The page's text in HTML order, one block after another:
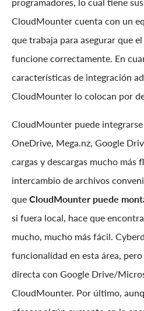
CloudMounter cuenta con un
que trabaja para asegurar que
funcione correctamente. En
características de integración
CloudMounter lo colocan por
CloudMounter puede
OneDrive, Mega.nz, Google
cargas y descargas mucho más
intercambio de archivos
que CloudMounter puede
si fuera local, hace que
mucho, mucho más fácil.
funcionalidad en esta área,
directa con Google Drive/
CloudMounter. Por último,